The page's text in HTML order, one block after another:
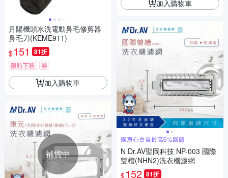
月陽機頭水洗電動鼻毛修剪器
鼻毛刀(KEME911)
$151 81折
限時下殺 券
加入購物車
補貨中
加入購物車
購衷心會員最高6%回饋
N Dr.AV聖岡科技 NP-003 國際
雙槽(NHN2)洗衣機濾網
$152 81折